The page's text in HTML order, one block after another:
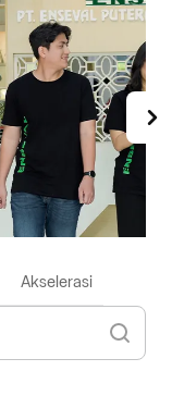
Akselerasi